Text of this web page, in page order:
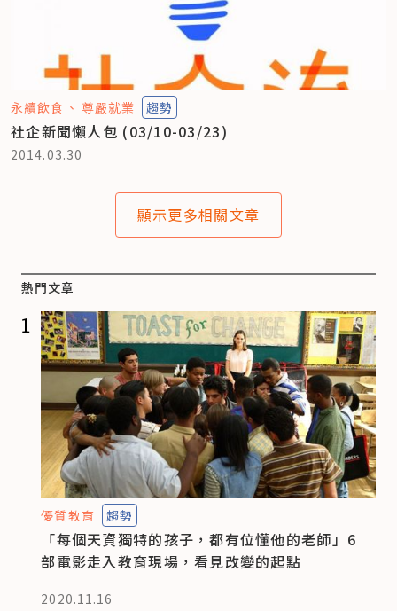
永續飲食 尊嚴就業 趨勢
社企新聞懶人包 (03/10-03/23)
2014.03.30
顯示更多相關文章
熱門文章
1
優質教育 趨勢
「每個天資獨特的孩子，都有位懂他的老師」6
部電影走入教育現場，看見改變的起點
2020.11.16